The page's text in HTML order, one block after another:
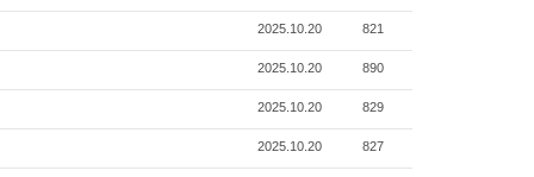
2025.10.20 821
2025.10.20 890
2025.10.20 829
2025.10.20 827